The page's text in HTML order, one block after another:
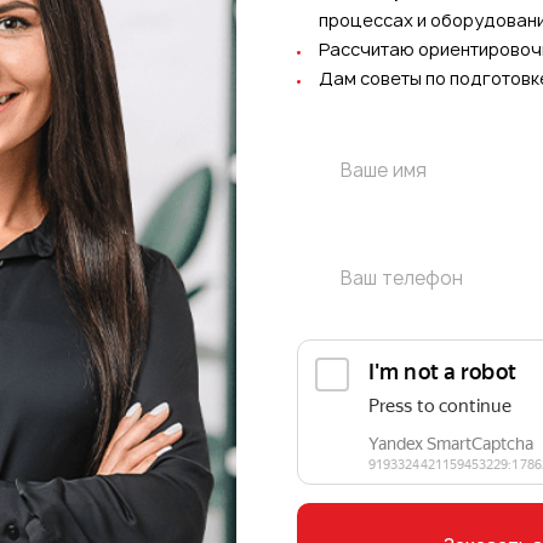
процессах и
Рассчитаю
Дам советы по